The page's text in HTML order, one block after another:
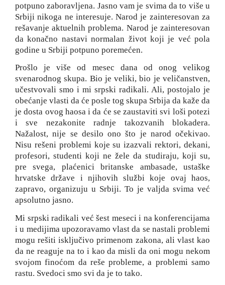
potpuno zaboravljena. Jasno vam je svima da to više u
Srbiji nikoga ne interesuje. Narod je zainteresovan za
rešavanje aktuelnih problema. Narod je zainteresovan
da konačno nastavi normalan život koji je već pola
godine u Srbiji potpuno poremećen.
Prošlo je više od mesec dana od onog velikog
svenarodnog skupa. Bio je veliki, bio je veličanstven,
učestvovali smo i mi srpski radikali. Ali, postojalo je
obećanje vlasti da će posle tog skupa Srbija da kaže da
je dosta ovog haosa i da će se zaustaviti svi loši potezi
i sve nezakonite radnje takozvanih blokadera.
Nažalost, nije se desilo ono što je narod očekivao.
Nisu rešeni problemi koje su izazvali rektori, dekani,
profesori, studenti koji ne žele da studiraju, koji su,
pre svega, plaćenici britanske ambasade, ustaške
hrvatske države i njihovih službi koje ovaj haos,
zapravo, organizuju u Srbiji. To je valjda svima već
apsolutno jasno.
Mi srpski radikali već šest meseci i na konferencijama
i u medijima upozoravamo vlast da se nastali problemi
mogu rešiti isključivo primenom zakona, ali vlast kao
da ne reaguje na to i kao da misli da oni mogu nekom
svojom finoćom da reše probleme, a problemi samo
rastu. Svedoci smo svi da je to tako.